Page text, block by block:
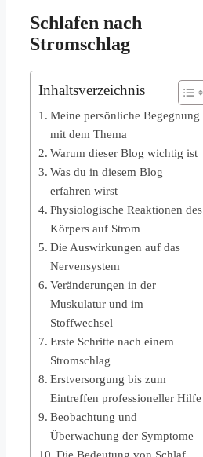
Schlafen nach
Stromschlag
Inhaltsverzeichnis
Meine persönliche Begegnung
mit dem Thema
Warum dieser Blog wichtig ist
Was du in diesem Blog
erfahren wirst
Physiologische Reaktionen des
Körpers auf Strom
Die Auswirkungen auf das
Nervensystem
Veränderungen in der
Muskulatur und im
Stoffwechsel
Erste Schritte nach einem
Stromschlag
Erstversorgung bis zum
Eintreffen professioneller Hilfe
Beobachtung und
Überwachung der Symptome